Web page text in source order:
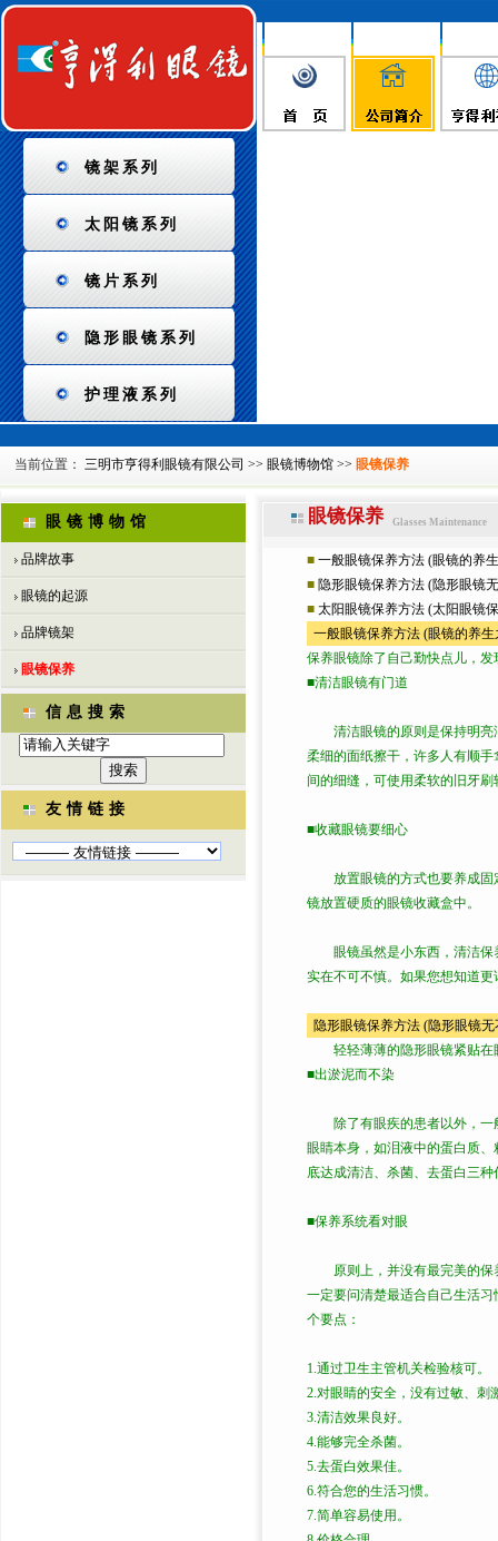
镜架系列
太阳镜系列
镜片系列
隐形眼镜系列
护理液系列
当前位置： 三明市亨得利眼镜有限公司 >> 眼镜博物馆 >> 眼镜保养
眼镜博物馆
品牌故事
眼镜的起源
品牌镜架
眼镜保养
信息搜索
友情链接
眼镜保养 Glasses Maintenance
■ 一般眼镜保养方法 (眼镜的养
■ 隐形眼镜保养方法 (隐形眼镜
■ 太阳眼镜保养方法 (太阳眼镜
一般眼镜保养方法 (眼镜的养生
保养眼镜除了自己勤快点儿，
■清洁眼镜有门道
清洁眼镜的原则是保持明亮
柔细的面纸擦干，许多人有顺
间的细缝，可使用柔软的旧牙
■收藏眼镜要细心
放置眼镜的方式也要养成固
镜放置硬质的眼镜收藏盒中。
眼镜虽然是小东西，清洁保
实在不可不慎。如果您想知道
隐形眼镜保养方法 (隐形眼镜无
轻轻薄薄的隐形眼镜紧贴在
■出淤泥而不染
除了有眼疾的患者以外，一
眼睛本身，如泪液中的蛋白质
底达成清洁、杀菌、去蛋白三种
■保养系统看对眼
原则上，并没有最完美的保
一定要问清楚最适合自己生活
个要点：
1.通过卫生主管机关检验核可。
2.对眼睛的安全，没有过敏、刺
3.清洁效果良好。
4.能够完全杀菌。
5.去蛋白效果佳。
6.符合您的生活习惯。
7.简单容易使用。